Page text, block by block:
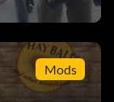
Mods